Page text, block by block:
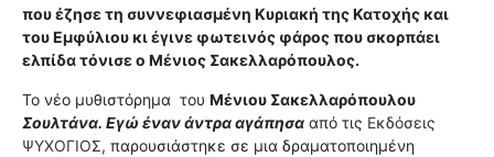
που έζησε τη συννεφιασμένη Κυριακή της Κατοχής και
του Εμφύλιου κι έγινε φωτεινός φάρος που σκορπάει
ελπίδα τόνισε ο Μένιος Σακελλαρόπουλος.
Το νέο μυθιστόρημα του Μένιου Σακελλαρόπουλου
Σουλτάνα. Εγώ έναν άντρα αγάπησα από τις Εκδόσεις
ΨΥΧΟΓΙΟΣ, παρουσιάστηκε σε μια δραματοποιημένη